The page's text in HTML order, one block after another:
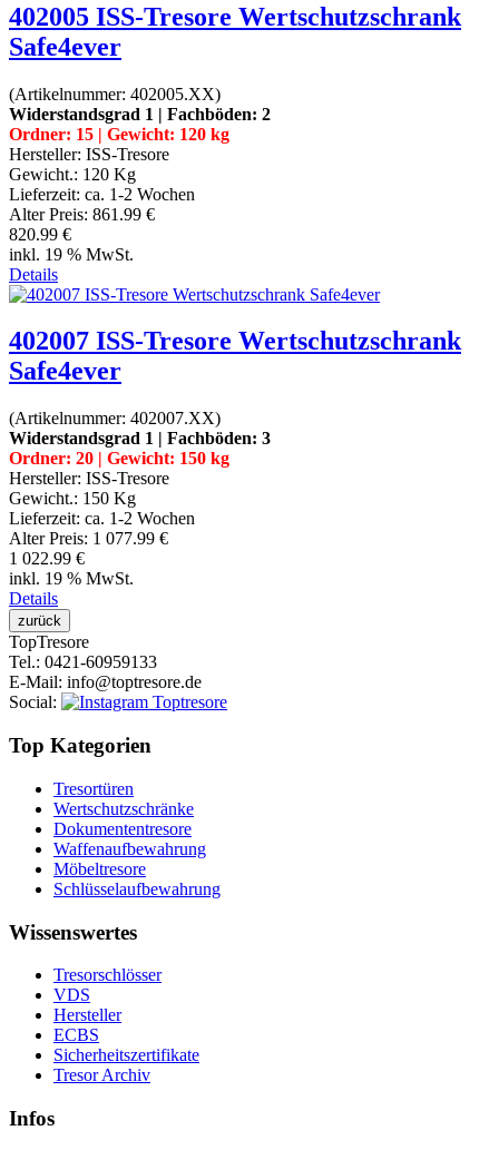
402005 ISS-Tresore Wertschutzschrank
Safe4ever
(Artikelnummer: 402005.XX)
Widerstandsgrad 1 | Fachböden: 2
Ordner: 15 | Gewicht: 120 kg
Hersteller: ISS-Tresore
Gewicht.: 120 Kg
Lieferzeit: ca. 1-2 Wochen
Alter Preis: 861.99 €
820.99 €
inkl. 19 % MwSt.
Details
402007 ISS-Tresore Wertschutzschrank
Safe4ever
(Artikelnummer: 402007.XX)
Widerstandsgrad 1 | Fachböden: 3
Ordner: 20 | Gewicht: 150 kg
Hersteller: ISS-Tresore
Gewicht.: 150 Kg
Lieferzeit: ca. 1-2 Wochen
Alter Preis: 1 077.99 €
1 022.99 €
inkl. 19 % MwSt.
Details
TopTresore
Tel.: 0421-60959133
E-Mail: info@toptresore.de
Social:
Top Kategorien
Tresortüren
Wertschutzschränke
Dokumententresore
Waffenaufbewahrung
Möbeltresore
Schlüsselaufbewahrung
Wissenswertes
Tresorschlösser
VDS
Hersteller
ECBS
Sicherheitszertifikate
Tresor Archiv
Infos